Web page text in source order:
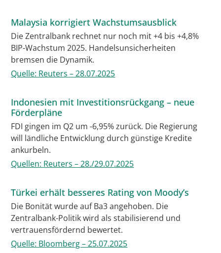
Malaysia korrigiert Wachstumsausblick
Die Zentralbank rechnet nur noch mit +4 bis +4,8%
BIP-Wachstum 2025. Handelsunsicherheiten
bremsen die Dynamik.
Quelle: Reuters – 28.07.2025
Indonesien mit Investitionsrückgang – neue
Förderpläne
FDI gingen im Q2 um -6,95% zurück. Die Regierung
will ländliche Entwicklung durch günstige Kredite
ankurbeln.
Quellen: Reuters – 28./29.07.2025
Türkei erhält besseres Rating von Moody’s
Die Bonität wurde auf Ba3 angehoben. Die
Zentralbank-Politik wird als stabilisierend und
vertrauensfördernd bewertet.
Quelle: Bloomberg – 25.07.2025